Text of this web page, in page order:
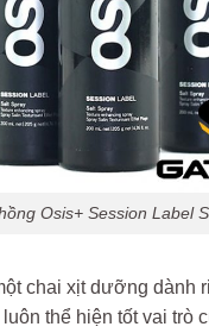
Osis+ Session Label
chai xịt dưỡng dành
thể hiện tốt vai trò